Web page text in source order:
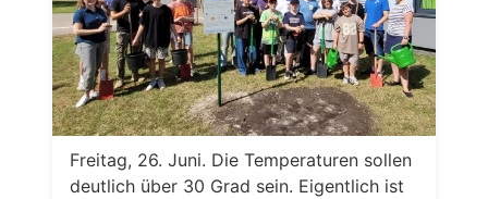
Freitag, 26. Juni. Die Temperaturen sollen
deutlich über 30 Grad sein. Eigentlich ist